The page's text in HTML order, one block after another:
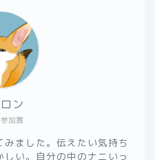
加賞
ン
ました。伝えたい気持ち
い。自分の中のナニいっ